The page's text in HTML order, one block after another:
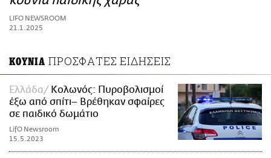
ΑΜΠΑ
PRINT
LIFO NEWSROOM
21.1.2025
ΚΟΥΝΙΑ ΠΡΟΣΦΑΤΕΣ ΕΙΔΗΣΕΙΣ
Ελλάδα
Κολωνός: Πυροβολισμοί
έξω από σπίτι– Βρέθηκαν σφαίρες
σε παιδικό δωμάτιο
LifO Newsroom
15.5.2023